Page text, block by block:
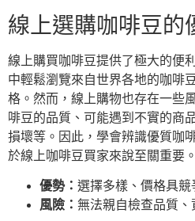
線上選購咖啡豆的
線上購買咖啡豆提供了極大的便
中輕鬆瀏覽來自世界各地的咖啡
格。然而，線上購物也存在一些
啡豆的品質、可能遇到不實的商
損壞等。因此，學會辨識優質咖
於線上咖啡豆買家來說至關重要。
優勢： 選擇多樣、價格具競
風險： 無法親自檢查品質、